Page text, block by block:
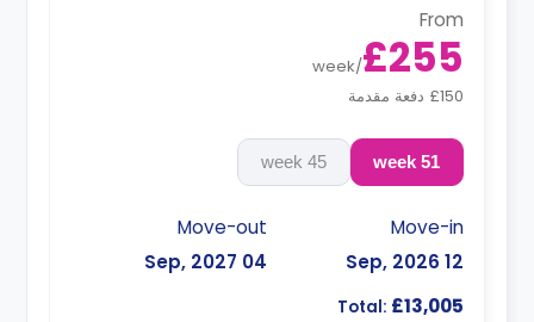
From
£255
/
week
£150 دفعة مقدمة
51 week
45 week
Move-in
12 Sep, 2026
Move-out
04 Sep, 2027
Total: £13,005